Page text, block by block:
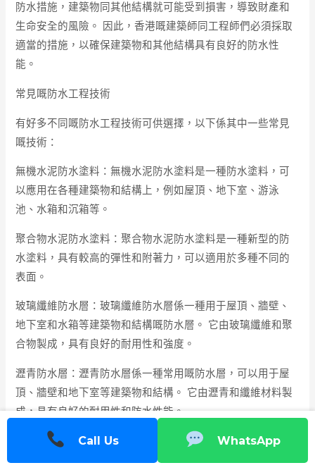
防水措施，建築物同其他結構就可能受到損害，導致財產和
生命安全的風險。 因此，香港嘅建築師同工程師們必須採取
適當的措施，以確保建築物和其他結構具有良好的防水性
能。
常見嘅防水工程技術
有好多不同嘅防水工程技術可供選擇，以下係其中一些常見
嘅技術：
無機水泥防水塗料：無機水泥防水塗料是一種防水塗料，可
以應用在各種建築物和結構上，例如屋頂、地下室、游泳
池、水箱和沉箱等。
聚合物水泥防水塗料：聚合物水泥防水塗料是一種新型的防
水塗料，具有較高的彈性和附著力，可以適用於多種不同的
表面。
玻璃纖維防水層：玻璃纖維防水層係一種用于屋頂、牆壁、
地下室和水箱等建築物和結構嘅防水層。 它由玻璃纖維和聚
合物製成，具有良好的耐用性和強度。
瀝青防水層：瀝青防水層係一種常用嘅防水層，可以用于屋
頂、牆壁和地下室等建築物和結構。 它由瀝青和纖維材料製
成，具有良好的耐用性和防水性能。
Call Us WhatsApp